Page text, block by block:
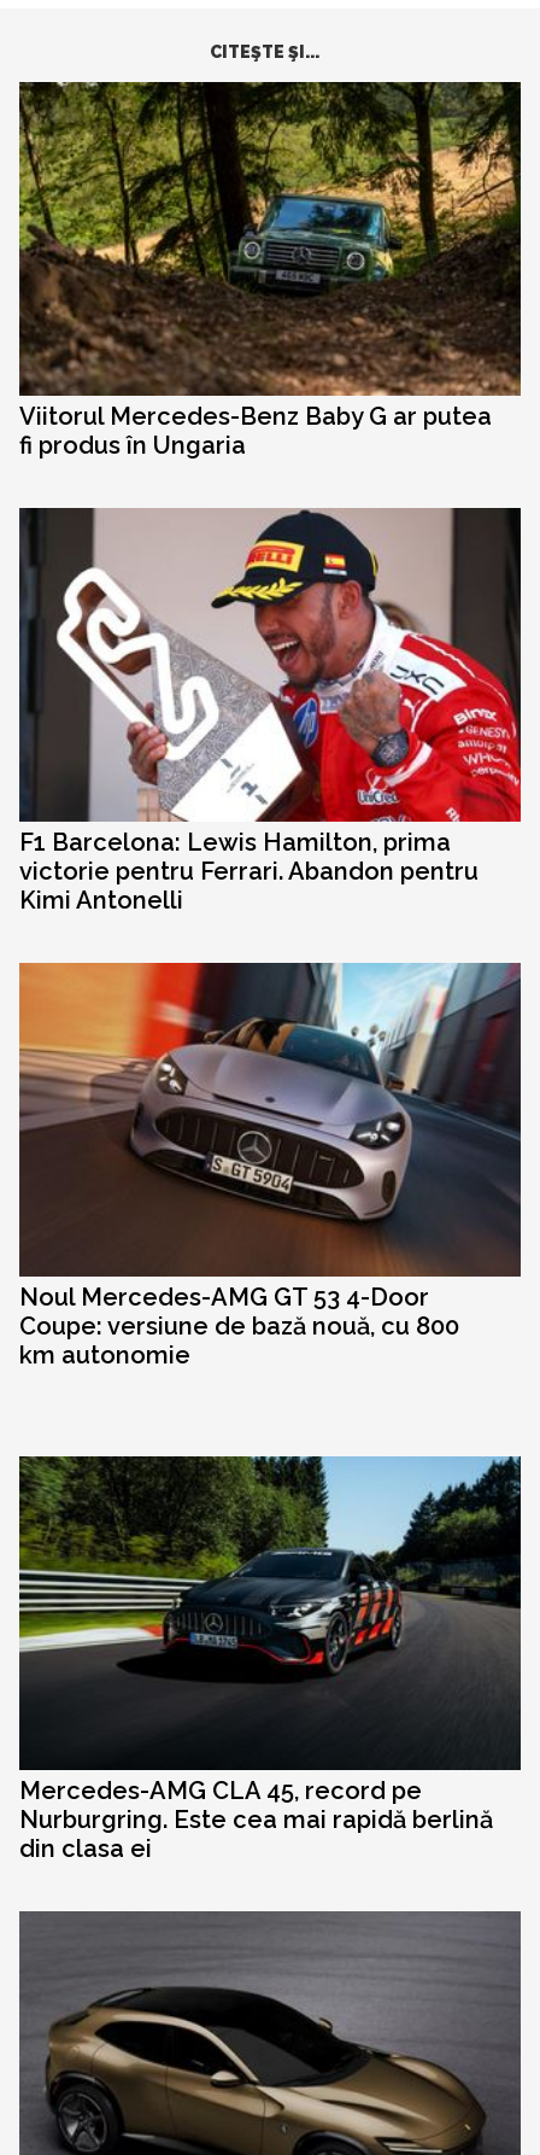
CITEŞTE ŞI...
Viitorul Mercedes-Benz Baby G ar putea
fi produs în Ungaria
F1 Barcelona: Lewis Hamilton, prima
victorie pentru Ferrari. Abandon pentru
Kimi Antonelli
Noul Mercedes-AMG GT 53 4-Door
Coupe: versiune de bază nouă, cu 800
km autonomie
Mercedes-AMG CLA 45, record pe
Nurburgring. Este cea mai rapidă berlină
din clasa ei